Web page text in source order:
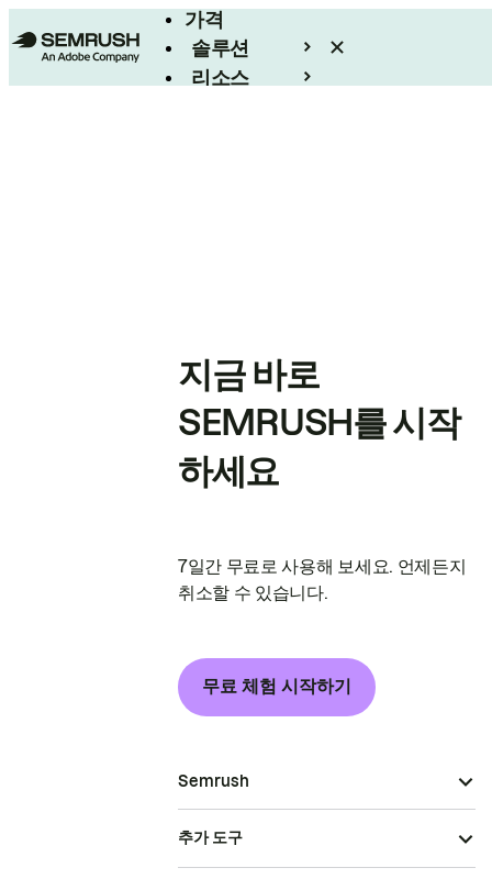
가격
솔루션
리소스
지금 바로
SEMRUSH를 시작
하세요
7일간 무료로 사용해 보세요. 언제든지
취소할 수 있습니다.
무료 체험 시작하기
Semrush
추가 도구